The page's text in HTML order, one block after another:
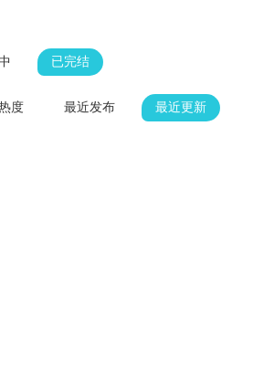
已完结
度 最近发布 最近更新